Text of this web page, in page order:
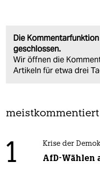
Die
geschlossen.
Wir öffnen die
Artikeln für etwa drei
meistkommentiert
1 Krise der
AfD-Wählen